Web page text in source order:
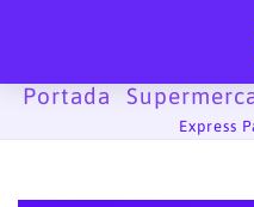
contenido
Portada
Express